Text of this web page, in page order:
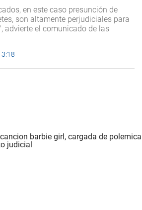
en este caso presunción de
son altamente perjudiciales para
advierte el comunicado de las